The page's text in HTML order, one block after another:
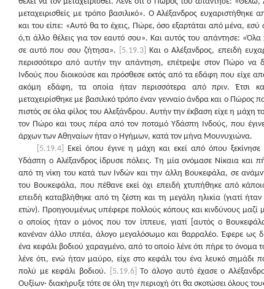
μεταχειρισθείς με τρόπο βασιλικό». Ο Αλέξανδρος ευχαριστήθηκε
και του είπε: «Αυτό θα το έχεις, Πώρε, όσο εξαρτάται από μένα,
ό,τι άλλο θέλεις για τον εαυτό σου». Και αυτός του απάντησε: «Όλα
σε αυτό που σου ζήτησα».
[5.19.3] Και ο Αλέξανδρος, επειδή
περισσότερο από αυτήν την απάντηση, επέτρεψε στον Πώρο να
Ινδούς που διοικούσε και πρόσθεσε εκτός από τα εδάφη που είχε
ακόμη εδάφη, τα οποία ήταν περισσότερα από πριν. Έτσι
μεταχειρίσθηκε με βασιλικό τρόπο έναν γενναίο άνδρα και ο Πώρος
πιστός σε όλα φίλος του Αλεξάνδρου. Αυτήν την έκβαση είχε η μάχη
τον Πώρο και τους πέρα από τον ποταμό Υδάσπη Ινδούς, που
άρχων των Αθηναίων ήταν ο Ηγήμων, κατά τον μήνα Μουνυχιώνα.
[5.19.4]
Εκεί όπου έγινε η μάχη και εκεί από όπου ξεκίνησε
Υδάσπη ο Αλέξανδρος ίδρυσε πόλεις. Τη μία ονόμασε Νίκαια και
από τη νίκη του κατά των Ινδών και την άλλη Βουκεφάλα, σε
του Βουκεφάλα, που πέθανε εκεί όχι επειδή χτυπήθηκε από
επειδή καταβλήθηκε από τη ζέστη και τη μεγάλη ηλικία (γιατί ήταν
ετών). Προηγουμένως υπέφερε πολλούς κόπους και κινδύνους μαζί
ο οποίος ήταν ο μόνος που τον ίππευε, γιατί [αυτός ο
κανέναν άλλο ιππέα, άλογο μεγαλόσωμο και θαρραλέο. Έφερε ως
ένα κεφάλι βοδιού χαραγμένο, από το οποίο λένε ότι πήρε το όνομα
λένε ότι, ενώ ήταν μαύρο, είχε στο κεφάλι του ένα λευκό σημάδι
πολύ με κεφάλι βοδιού.
[5.19.6] Το άλογο αυτό έχασε ο
Ουξίων· διακήρυξε τότε σε όλη την περιοχή ότι θα σκοτώσει όλους